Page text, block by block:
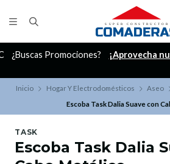
¿Buscas Promociones? ¡Aprovecha
Inicio Hogar Y Electrodomésticos Aseo
Escoba Task Dalia Suave con
TASK
Escoba Task Dalia